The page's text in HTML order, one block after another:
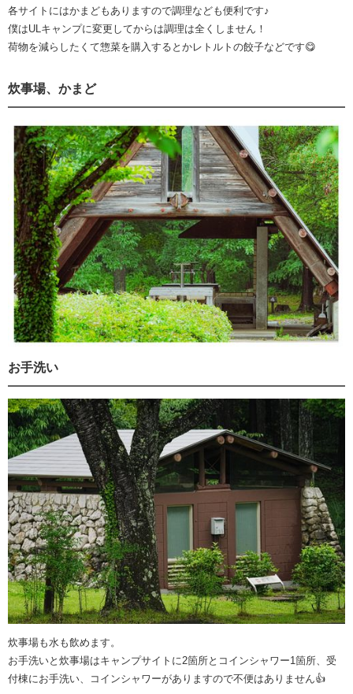
各サイトにはかまどもありますので調理なども便利です♪
僕はULキャンプに変更してからは調理は全くしません！
荷物を減らしたくて惣菜を購入するとかレトルトの餃子などです😋
炊事場、かまど
お手洗い
炊事場も水も飲めます。
お手洗いと炊事場はキャンプサイトに2箇所とコインシャワー1箇所、受
付棟にお手洗い、コインシャワーがありますので不便はありません👍